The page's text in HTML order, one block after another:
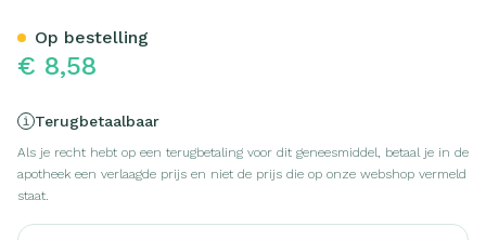
€ 8,58
Terugbetaalbaar
Als je recht hebt op een terugbetaling voor dit geneesmiddel, betaal je in de
apotheek een verlaagde prijs en niet de prijs die op onze webshop vermeld
staat.
Op bestelling